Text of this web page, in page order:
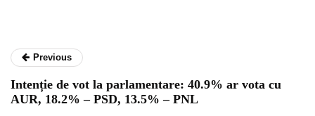
Previous
Intenție de vot la parlamentare: 40.9% ar vota cu
AUR, 18.2% – PSD, 13.5% – PNL